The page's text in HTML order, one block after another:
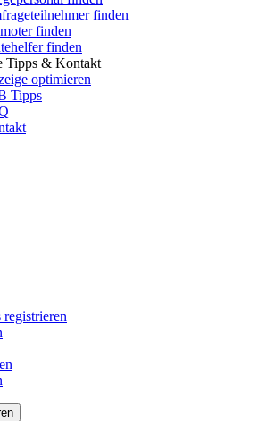
finden
finden
finden
Tipps & Kontakt
optimieren
Tipps